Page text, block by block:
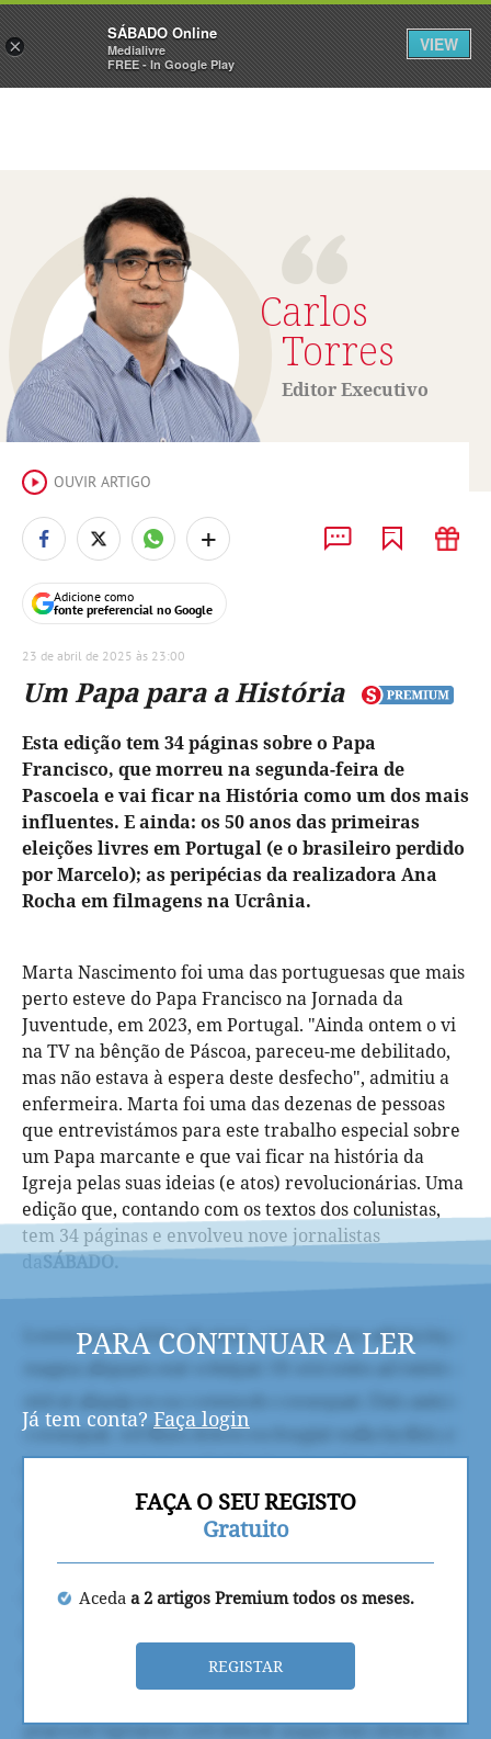
Sábado Assine Iniciar Sessão
Carlos
Torres
Editor Executivo
OUVIR ARTIGO
Adicione como
fonte preferencial no Google
+
23 de abril de 2025 às 23:00
Um Papa para a História
Esta edição tem 34 páginas sobre o Papa
Francisco, que morreu na segunda-feira de
Pascoela e vai ficar na História como um dos mais
influentes. E ainda: os 50 anos das primeiras
eleições livres em Portugal (e o brasileiro perdido
por Marcelo); as peripécias da realizadora Ana
Rocha em filmagens na Ucrânia.
Marta Nascimento foi uma das portuguesas que mais
perto esteve do Papa Francisco na Jornada da
Juventude, em 2023, em Portugal. "Ainda ontem o vi
na TV na bênção de Páscoa, pareceu-me debilitado,
mas não estava à espera deste desfecho", admitiu a
enfermeira. Marta foi uma das dezenas de pessoas
que entrevistámos para este trabalho especial sobre
um Papa marcante e que vai ficar na história da
Igreja pelas suas ideias (e atos) revolucionárias. Uma
edição que, contando com os textos dos colunistas,
tem 34 páginas e envolveu nove jornalistas
daSÁBADO.
PARA CONTINUAR A LER
Já tem conta? Faça login
FAÇA O SEU REGISTO
Gratuito
Aceda a 2 artigos Premium todos os meses.
REGISTAR
×
SÁBADO Online
Medialivre
FREE - In Google Play
VIEW